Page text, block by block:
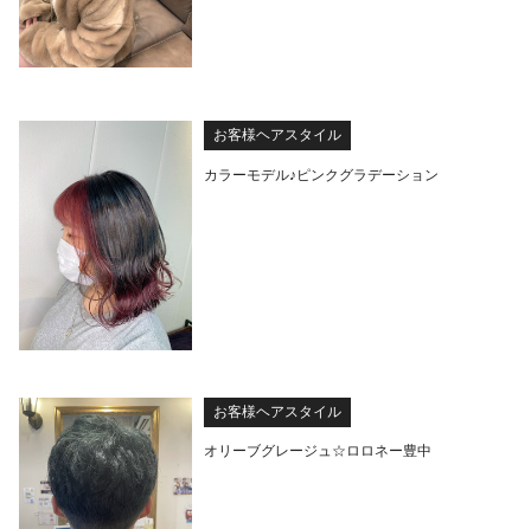
お客様ヘアスタイル
カラーモデル♪ピンクグラデーション
お客様ヘアスタイル
オリーブグレージュ☆ロロネー豊中